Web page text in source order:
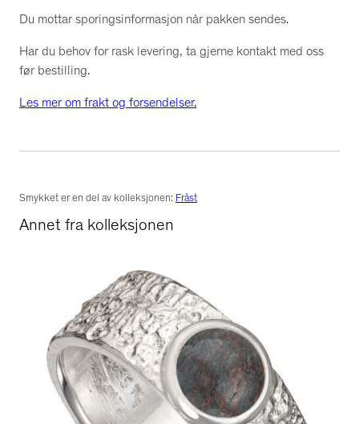
Du mottar sporingsinformasjon når pakken sendes.
Har du behov for rask levering, ta gjerne kontakt med oss
før bestilling.
Les mer om frakt og forsendelser.
Smykket er en del av kolleksjonen: Fråst
Annet fra kolleksjonen